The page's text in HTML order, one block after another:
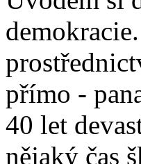
přímo -
40 let
nějaký čas